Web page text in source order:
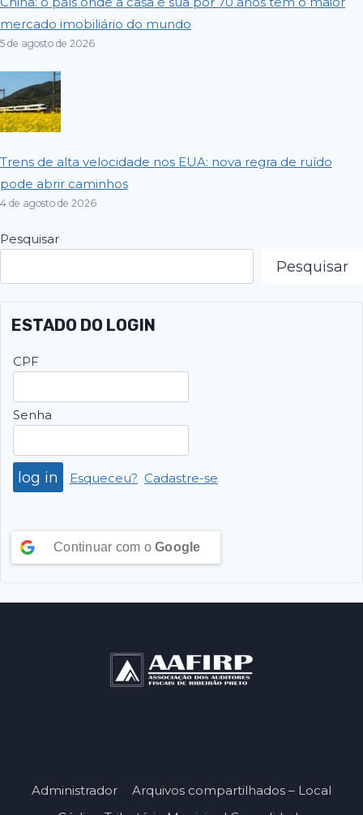
mercado imobiliário do mundo
5 de agosto de 2026
Trens de alta velocidade nos EUA: nova regra de ruído
pode abrir caminhos
4 de agosto de 2026
Pesquisar
Pesquisar
ESTADO DO LOGIN
CPF
Senha
Esqueceu? Cadastre-se
Continuar com o Google
Administrador
Arquivos compartilhados – Local